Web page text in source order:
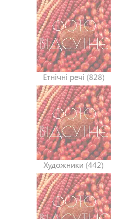
Етнічні речі (828)
Художники (442)